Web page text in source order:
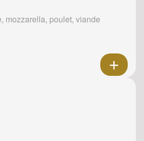
mozzarella, poulet, viande